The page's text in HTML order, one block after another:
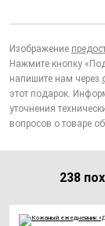
Изображение
Нажмите кнопку
напишите нам через
этот подарок.
уточнения
вопросов о товаре
238